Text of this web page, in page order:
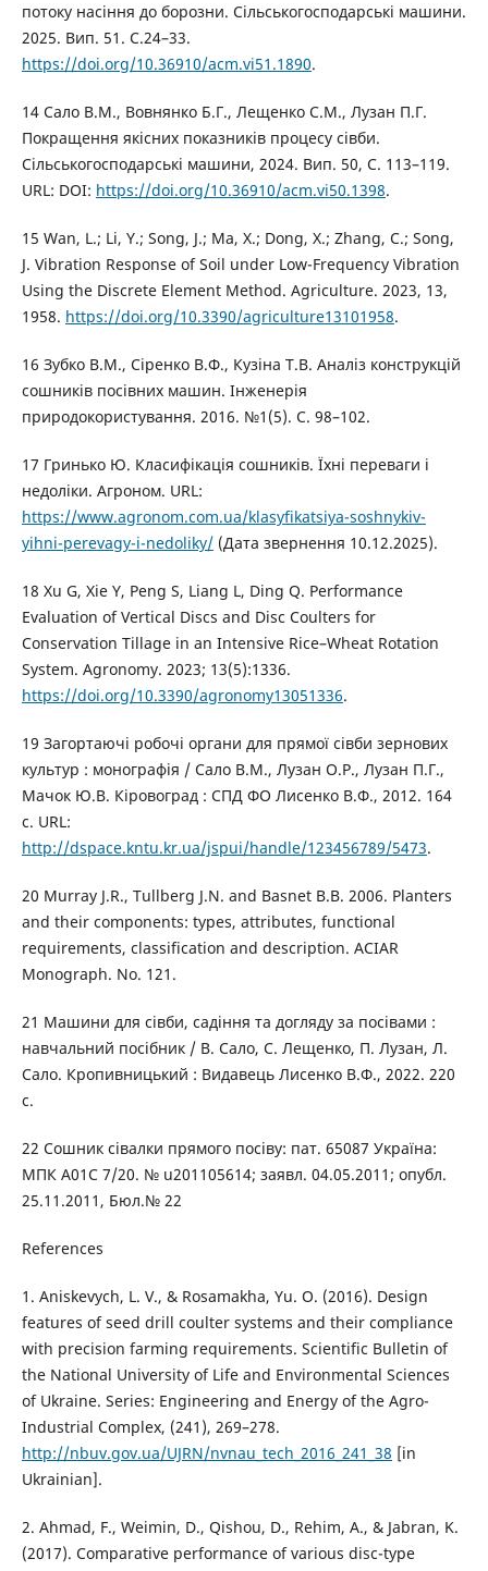
потоку насіння до борозни. Сільськогосподарські машини.
2025. Вип. 51. С.24–33.
https://doi.org/10.36910/acm.vi51.1890.
14 Сало В.М., Вовнянко Б.Г., Лещенко С.М., Лузан П.Г.
Покращення якісних показників процесу сівби.
Сільськогосподарські машини, 2024. Вип. 50, С. 113–119.
URL: DOI: https://doi.org/10.36910/acm.vi50.1398.
15 Wan, L.; Li, Y.; Song, J.; Ma, X.; Dong, X.; Zhang, C.; Song,
J. Vibration Response of Soil under Low-Frequency Vibration
Using the Discrete Element Method. Agriculture. 2023, 13,
1958. https://doi.org/10.3390/agriculture13101958.
16 Зубко В.М., Сіренко В.Ф., Кузіна Т.В. Аналіз конструкцій
сошників посівних машин. Інженерія
природокористування. 2016. №1(5). С. 98–102.
17 Гринько Ю. Класифікація сошників. Їхні переваги і
недоліки. Агроном. URL:
https://www.agronom.com.ua/klasyfikatsiya-soshnykiv-
yihni-perevagy-i-nedoliky/(Дата звернення 10.12.2025).
18 Xu G, Xie Y, Peng S, Liang L, Ding Q. Performance
Evaluation of Vertical Discs and Disc Coulters for
Conservation Tillage in an Intensive Rice–Wheat Rotation
System. Agronomy. 2023; 13(5):1336.
https://doi.org/10.3390/agronomy13051336.
19 Загортаючі робочі органи для прямої сівби зернових
культур : монографія / Сало В.М., Лузан О.Р., Лузан П.Г.,
Мачок Ю.В. Кіровоград : СПД ФО Лисенко В.Ф., 2012. 164
с. URL:
http://dspace.kntu.kr.ua/jspui/handle/123456789/5473.
20 Murray J.R., Tullberg J.N. and Basnet B.B. 2006. Planters
and their components: types, attributes, functional
requirements, classification and description. ACIAR
Monograph. No. 121.
21 Машини для сівби, садіння та догляду за посівами :
навчальний посібник / В. Сало, С. Лещенко, П. Лузан, Л.
Сало. Кропивницький : Видавець Лисенко В.Ф., 2022. 220
с.
22 Сошник сівалки прямого посіву: пат. 65087 Україна:
МПК A01C 7/20. № u201105614; заявл. 04.05.2011; опубл.
25.11.2011, Бюл.№ 22
References
1. Aniskevych, L. V., & Rosamakha, Yu. O. (2016). Design
features of seed drill coulter systems and their compliance
with precision farming requirements. Scientific Bulletin of
the National University of Life and Environmental Sciences
of Ukraine. Series: Engineering and Energy of the Agro-
Industrial Complex, (241), 269–278.
http://nbuv.gov.ua/UJRN/nvnau_tech_2016_241_38 [in
Ukrainian].
2. Ahmad, F., Weimin, D., Qishou, D., Rehim, A., & Jabran, K.
(2017). Comparative performance of various disc-type